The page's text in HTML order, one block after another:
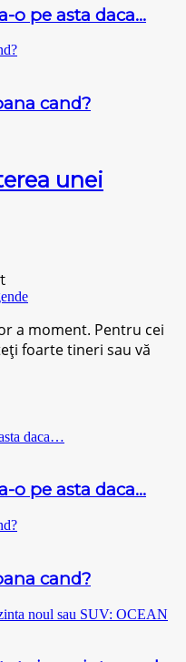
o pe asta daca…
cand?
unei
a moment. Pentru cei
foarte tineri sau vă
o pe asta daca…
cand?